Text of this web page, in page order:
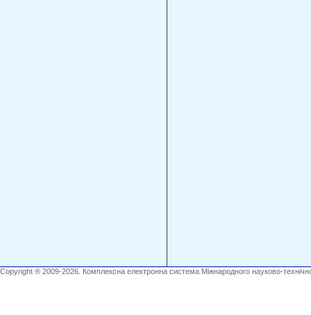
Copyright ® 2009-2026. Комплексна електронна система Міжнародного науково-